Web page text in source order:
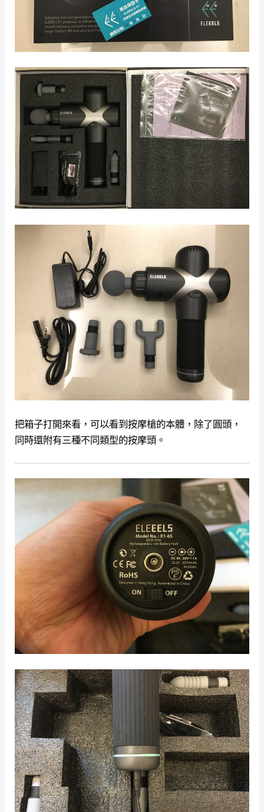
把箱子打開來看，可以看到按摩槍的本體，除了圓頭，
同時還附有三種不同類型的按摩頭。